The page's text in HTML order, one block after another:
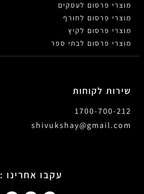
מוצרי פרסום לעסקים
מוצרי פרסום לחורף
מוצרי פרסום לקיץ
מוצרי פרסום לבתי ספר
שירות לקוחות
1700-700-212
shivukshay@gmail.com
עקבו אחרינו :